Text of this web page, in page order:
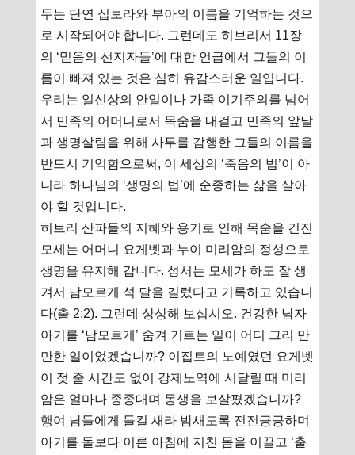
두는 단연 십보라와 부아의 이름을 기억하는 것으
로 시작되어야 합니다. 그런데도 히브리서 11장
의 ‘믿음의 선지자들’에 대한 언급에서 그들의 이
름이 빠져 있는 것은 심히 유감스러운 일입니다.
우리는 일신상의 안일이나 가족 이기주의를 넘어
서 민족의 어머니로서 목숨을 내걸고 민족의 앞날
과 생명살림을 위해 사투를 감행한 그들의 이름을
반드시 기억함으로써, 이 세상의 ‘죽음의 법’이 아
니라 하나님의 ‘생명의 법’에 순종하는 삶을 살아
야 할 것입니다.
히브리 산파들의 지혜와 용기로 인해 목숨을 건진
모세는 어머니 요게벳과 누이 미리암의 정성으로
생명을 유지해 갑니다. 성서는 모세가 하도 잘 생
겨서 남모르게 석 달을 길렀다고 기록하고 있습니
다(출 2:2). 그런데 상상해 보십시오. 건강한 남자
아기를 ‘남모르게’ 숨겨 기르는 일이 어디 그리 만
만한 일이었겠습니까? 이집트의 노예였던 요게벳
이 젖 줄 시간도 없이 강제노역에 시달릴 때 미리
암은 얼마나 종종대며 동생을 보살폈겠습니까?
행여 남들에게 들킬 새라 밤새도록 전전긍긍하며
아기를 돌보다 이른 아침에 지친 몸을 이끌고 ‘출